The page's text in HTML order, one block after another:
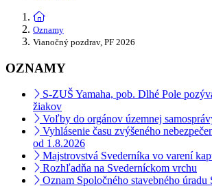
Oznamy
Vianočný pozdrav, PF 2026
OZNAMY
S-ZUŠ Yamaha, pob. Dlhé Pole
žiakov
Voľby do orgánov územnej
Vyhlásenie času zvýšeného
od 1.8.2026
Majstrovstvá Svederníka vo varení
Rozhľadňa na Svederníckom vrchu
Oznam Spoločného stavebného úradu